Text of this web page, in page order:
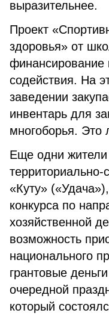
выразительнее.
Проект
здоровья» от
содействия. На
заведении
инвентарь для
многоборья. Это
Еще одни
«Куту»
конкурса по
хозяйственной
возможность
национального
грантовые
очередной
который